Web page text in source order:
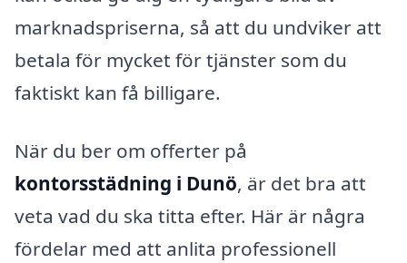
marknadspriserna, så att du undviker att
betala för mycket för tjänster som du
faktiskt kan få billigare.
När du ber om offerter på
kontorsstädning i Dunö, är det bra att
veta vad du ska titta efter. Här är några
fördelar med att anlita professionell